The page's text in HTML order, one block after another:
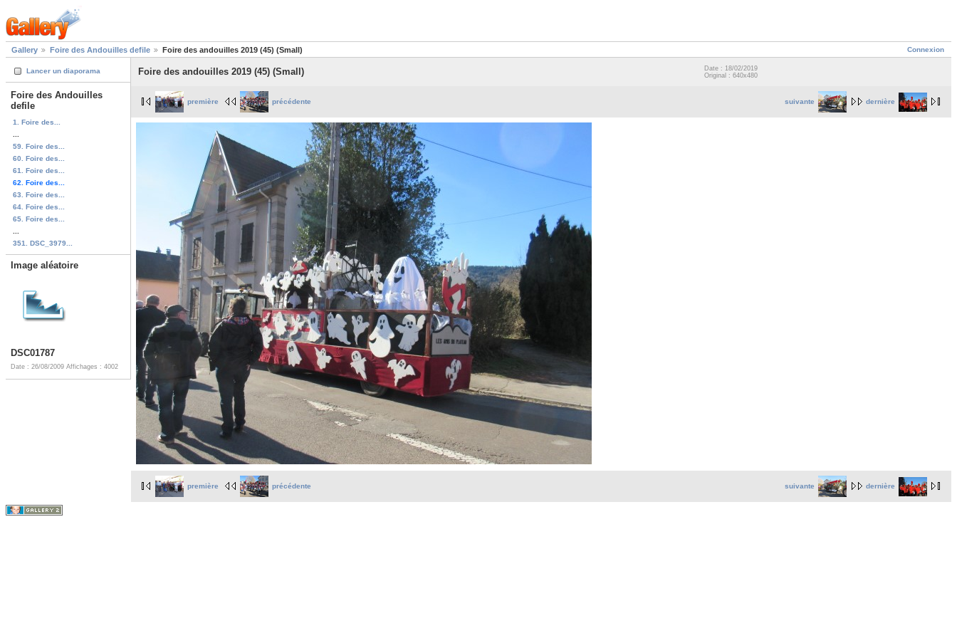
Connexion
Gallery Foire des Andouilles defile Foire des andouilles 2019 (45) (Small)
Lancer un diaporama
Foire des Andouilles
defile
1. Foire des...
59. Foire des...
60. Foire des...
61. Foire des...
62. Foire des...
63. Foire des...
64. Foire des...
65. Foire des...
351. DSC_3979...
Image aléatoire
DSC01787
Date : 26/08/2009 Affichages : 4002
Foire des andouilles 2019 (45) (Small)
Date : 18/02/2019
Original : 640x480
suivante dernière
première précédente
suivante dernière
première précédente